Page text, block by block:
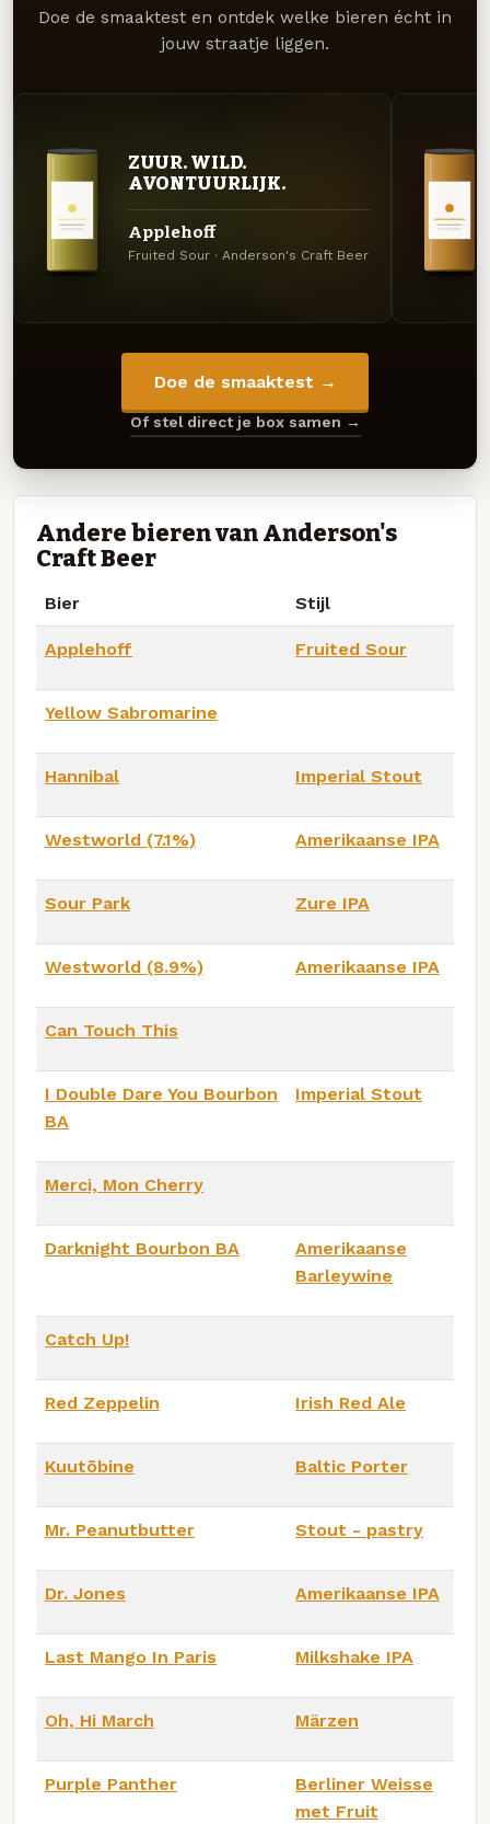
Doe de smaaktest en ontdek welke bieren écht in
jouw straatje liggen.
ZUUR. WILD.
AVONTUURLIJK.
Applehoff
Fruited Sour · Anderson's Craft Beer
Doe de smaaktest →
Of stel direct je box samen →
Andere bieren van Anderson's
Craft Beer
Bier Stijl
Applehoff Fruited Sour
Yellow Sabromarine
Hannibal Imperial Stout
Westworld (7.1%) Amerikaanse IPA
Sour Park Zure IPA
Westworld (8.9%) Amerikaanse IPA
Can Touch This
I Double Dare You Bourbon
BA
Imperial Stout
Merci, Mon Cherry
Darknight Bourbon BA
Amerikaanse
Barleywine
Catch Up!
Red Zeppelin Irish Red Ale
Kuutōbine Baltic Porter
Mr. Peanutbutter Stout - pastry
Dr. Jones Amerikaanse IPA
Last Mango In Paris Milkshake IPA
Oh, Hi March Märzen
Purple Panther
Berliner Weisse
met Fruit